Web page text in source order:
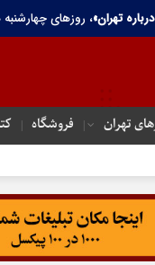
تهران»، روزهای
تهران‌ فروشگاه